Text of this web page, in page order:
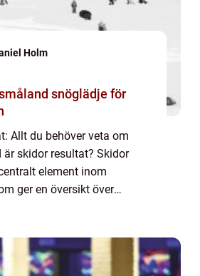
Holm
för
Allt du behöver veta om
är skidor resultat? Skidor
element inom
ger en översikt över